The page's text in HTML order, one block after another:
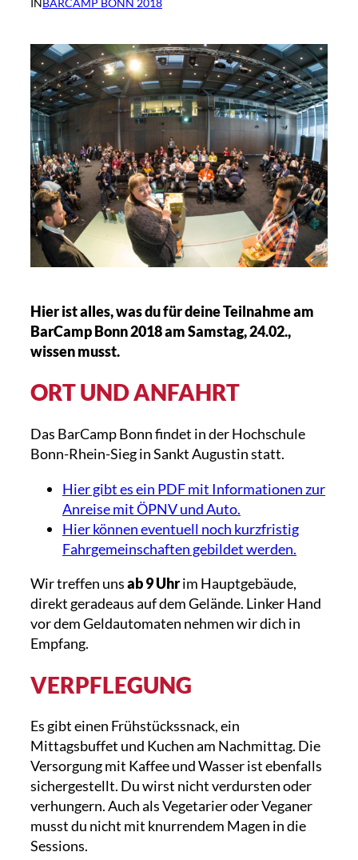
Hier ist alles, was du für deine Teilnahme am
BarCamp Bonn 2018 am Samstag, 24.02.,
wissen musst.
ORT UND ANFAHRT
Das BarCamp Bonn findet in der Hochschule
Bonn-Rhein-Sieg in Sankt Augustin statt.
Hier gibt es ein PDF mit Informationen zur
Anreise mit ÖPNV und Auto.
Hier können eventuell noch kurzfristig
Fahrgemeinschaften gebildet werden.
Wir treffen unsab 9 Uhrim Hauptgebäude,
direkt geradeaus auf dem Gelände. Linker Hand
vor dem Geldautomaten nehmen wir dich in
Empfang.
VERPFLEGUNG
Es gibt einen Frühstückssnack, ein
Mittagsbuffet und Kuchen am Nachmittag. Die
Versorgung mit Kaffee und Wasser ist ebenfalls
sichergestellt. Du wirst nicht verdursten oder
verhungern. Auch als Vegetarier oder Veganer
musst du nicht mit knurrendem Magen in die
Sessions.